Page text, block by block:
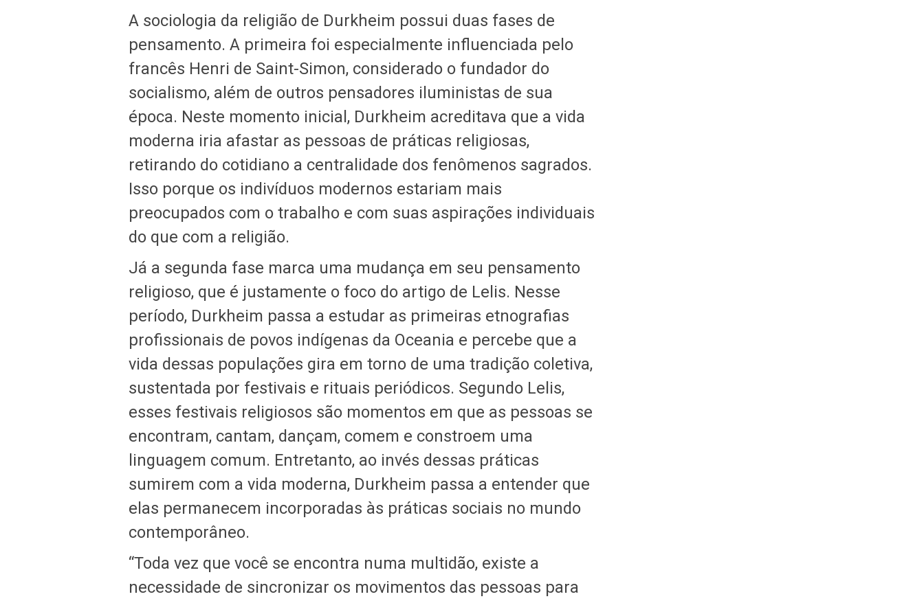
A sociologia da religião de Durkheim possui duas fases de
pensamento. A primeira foi especialmente influenciada pelo
francês Henri de Saint-Simon, considerado o fundador do
socialismo, além de outros pensadores iluministas de sua
época. Neste momento inicial, Durkheim acreditava que a vida
moderna iria afastar as pessoas de práticas religiosas,
retirando do cotidiano a centralidade dos fenômenos sagrados.
Isso porque os indivíduos modernos estariam mais
preocupados com o trabalho e com suas aspirações individuais
do que com a religião.
Já a segunda fase marca uma mudança em seu pensamento
religioso, que é justamente o foco do artigo de Lelis. Nesse
período, Durkheim passa a estudar as primeiras etnografias
profissionais de povos indígenas da Oceania e percebe que a
vida dessas populações gira em torno de uma tradição coletiva,
sustentada por festivais e rituais periódicos. Segundo Lelis,
esses festivais religiosos são momentos em que as pessoas se
encontram, cantam, dançam, comem e constroem uma
linguagem comum. Entretanto, ao invés dessas práticas
sumirem com a vida moderna, Durkheim passa a entender que
elas permanecem incorporadas às práticas sociais no mundo
contemporâneo.
“Toda vez que você se encontra numa multidão, existe a
necessidade de sincronizar os movimentos das pessoas para